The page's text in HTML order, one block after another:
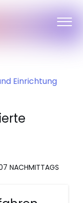
Einrichtung
NACHMITTAGS